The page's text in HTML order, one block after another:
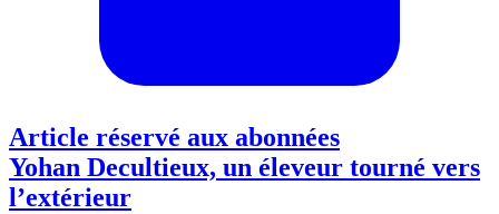
Article réservé aux abonnées
Yohan Decultieux, un éleveur tourné vers
l’extérieur